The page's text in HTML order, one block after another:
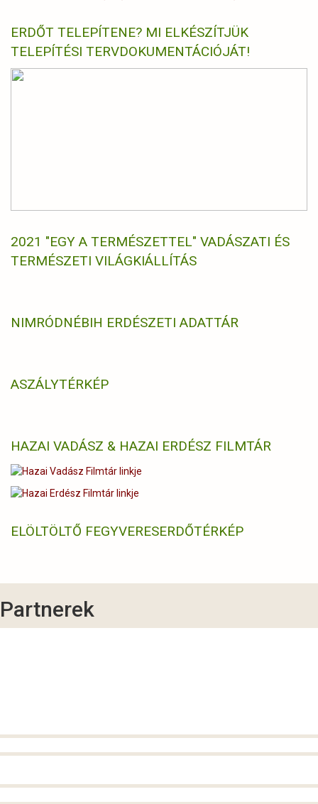
ERDŐT TELEPÍTENE? MI ELKÉSZÍTJÜK
TELEPÍTÉSI TERVDOKUMENTÁCIÓJÁT!
2021 "EGY A TERMÉSZETTEL" VADÁSZATI ÉS
TERMÉSZETI VILÁGKIÁLLÍTÁS
NIMRÓDNÉBIH ERDÉSZETI ADATTÁR
ASZÁLYTÉRKÉP
HAZAI VADÁSZ & HAZAI ERDÉSZ FILMTÁR
ELÖLTÖLTŐ FEGYVERESERDŐTÉRKÉP
Partnerek